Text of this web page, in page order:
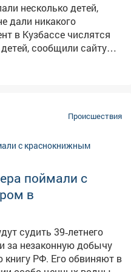
viewtopic.php?
несколько детей,
дали никакого
сообщили сайту
"ЛизаАлерт". Из этих
шестеро – в 2026
что пропавший без
быть объявлен
время по решению
пропали до 2025
живыми, ни мёртвыми,
троице, которая
году. Согласно
гражданин
если о нём ничего не
более 5 лет. А если он
смертью или
его гибель от
Происшествия
поймали с
в
судить 39‑летнего
за незаконную добычу
РФ. Его обвиняют в